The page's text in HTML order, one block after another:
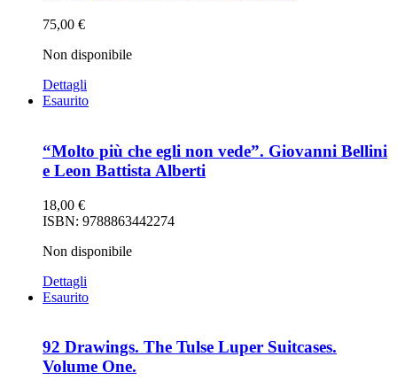
75,00 €
Non disponibile
Dettagli
Esaurito
“Molto più che egli non vede”. Giovanni Bellini
e Leon Battista Alberti
18,00 €
ISBN: 9788863442274
Non disponibile
Dettagli
Esaurito
92 Drawings. The Tulse Luper Suitcases.
Volume One.